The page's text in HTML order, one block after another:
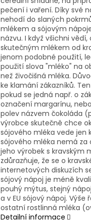
pečení i vaření. Díky své
nehodí do slaných
mlékem a sójovým
názvu. I když všichni
skutečným mlékem od
jenom podobné použití,
použití slova "mléko" na
než živočišná mléka.
ke klamání zákazníků.
pokud se jedná např. o
označení margarínu,
polev názvem čokoláda
výrobce skutečně chce
sójového mléka vede jen
sójového mléka nemá za
jeho výrobek s kravským
zdůrazňuje, že se o
internetových diskuzích
sójový nápoj je méně
pouhý mýtus, stejný
a v EU sójový nápoj.
ostatní rostlinná mléka
Detailní informace